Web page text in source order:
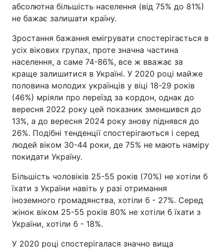
абсолютна більшість населення (від 75% до 81%)
не бажає залишати країну.
Зростання бажання емігрувати спостерігається в
усіх вікових групах, проте значна частина
населення, а саме 74-86%, все ж вважає за
краще залишитися в Україні. У 2020 році майже
половина молодих українців у віці 18-29 років
(46%) мріяли про переїзд за кордон, однак до
вересня 2022 року цей показник зменшився до
13%, а до вересня 2024 року знову піднявся до
26%. Подібні тенденції спостерігаються і серед
людей віком 30-44 роки, де 75% не мають наміру
покидати Україну.
Більшість чоловіків 25-55 років (70%) не хотіли б
їхати з України навіть у разі отримання
іноземного громадянства, хотіли б - 27%. Серед
жінок віком 25-55 років 80% не хотіли б їхати з
України, хотіли б - 18%.
У 2020 році спостерігалася значно вища